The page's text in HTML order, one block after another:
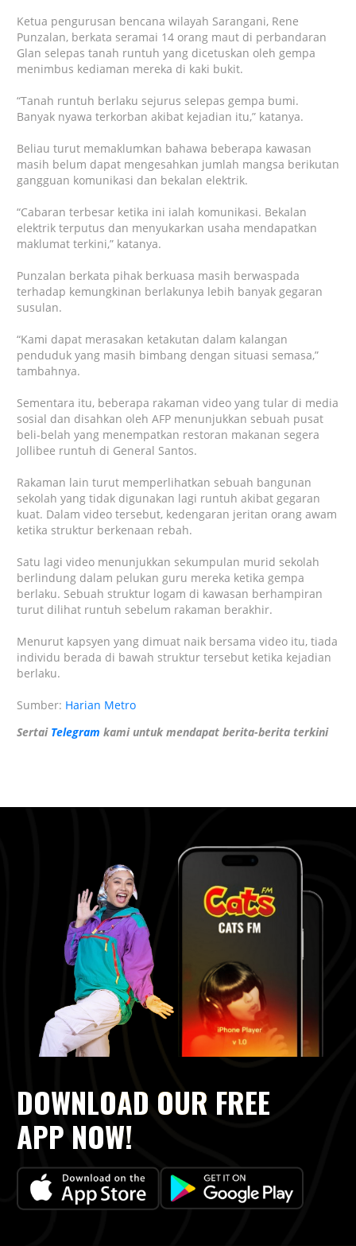
Ketua pengurusan bencana wilayah Sarangani, Rene
Punzalan, berkata seramai 14 orang maut di perbandaran
Glan selepas tanah runtuh yang dicetuskan oleh gempa
menimbus kediaman mereka di kaki bukit.
“Tanah runtuh berlaku sejurus selepas gempa bumi.
Banyak nyawa terkorban akibat kejadian itu,” katanya.
Beliau turut memaklumkan bahawa beberapa kawasan
masih belum dapat mengesahkan jumlah mangsa berikutan
gangguan komunikasi dan bekalan elektrik.
“Cabaran terbesar ketika ini ialah komunikasi. Bekalan
elektrik terputus dan menyukarkan usaha mendapatkan
maklumat terkini,” katanya.
Punzalan berkata pihak berkuasa masih berwaspada
terhadap kemungkinan berlakunya lebih banyak gegaran
susulan.
“Kami dapat merasakan ketakutan dalam kalangan
penduduk yang masih bimbang dengan situasi semasa,”
tambahnya.
Sementara itu, beberapa rakaman video yang tular di media
sosial dan disahkan oleh AFP menunjukkan sebuah pusat
beli-belah yang menempatkan restoran makanan segera
Jollibee runtuh di General Santos.
Rakaman lain turut memperlihatkan sebuah bangunan
sekolah yang tidak digunakan lagi runtuh akibat gegaran
kuat. Dalam video tersebut, kedengaran jeritan orang awam
ketika struktur berkenaan rebah.
Satu lagi video menunjukkan sekumpulan murid sekolah
berlindung dalam pelukan guru mereka ketika gempa
berlaku. Sebuah struktur logam di kawasan berhampiran
turut dilihat runtuh sebelum rakaman berakhir.
Menurut kapsyen yang dimuat naik bersama video itu, tiada
individu berada di bawah struktur tersebut ketika kejadian
berlaku.
Sumber: Harian Metro
Sertai Telegram kami untuk mendapat berita-berita terkini
DOWNLOAD OUR FREE
APP NOW!